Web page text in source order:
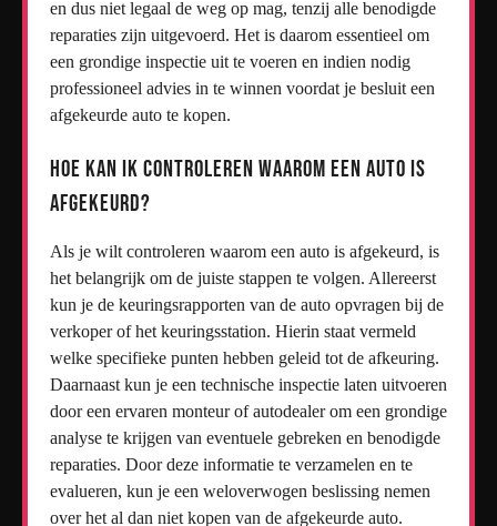
en dus niet legaal de weg op mag, tenzij alle benodigde
reparaties zijn uitgevoerd. Het is daarom essentieel om
een grondige inspectie uit te voeren en indien nodig
professioneel advies in te winnen voordat je besluit een
afgekeurde auto te kopen.
Hoe kan ik controleren waarom een auto is
afgekeurd?
Als je wilt controleren waarom een auto is afgekeurd, is
het belangrijk om de juiste stappen te volgen. Allereerst
kun je de keuringsrapporten van de auto opvragen bij de
verkoper of het keuringsstation. Hierin staat vermeld
welke specifieke punten hebben geleid tot de afkeuring.
Daarnaast kun je een technische inspectie laten uitvoeren
door een ervaren monteur of autodealer om een grondige
analyse te krijgen van eventuele gebreken en benodigde
reparaties. Door deze informatie te verzamelen en te
evalueren, kun je een weloverwogen beslissing nemen
over het al dan niet kopen van de afgekeurde auto.